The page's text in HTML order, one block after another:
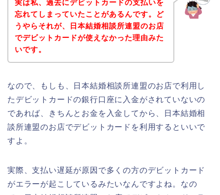
実は私、過去にデビットカードの支払いを
忘れてしまっていたことがあるんです。ど
うやらそれが、日本結婚相談所連盟のお店
でデビットカードが使えなかった理由みた
いです。
なので、もしも、日本結婚相談所連盟のお店で利用し
たデビットカードの銀行口座に入金がされていないの
であれば、きちんとお金を入金してから、日本結婚相
談所連盟のお店でデビットカードを利用するといいで
すよ。
実際、支払い遅延が原因で多くの方のデビットカード
がエラーが起こしているみたいなんですよね。なの